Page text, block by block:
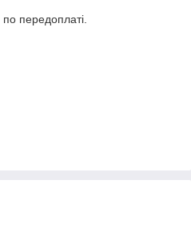
по передоплаті.